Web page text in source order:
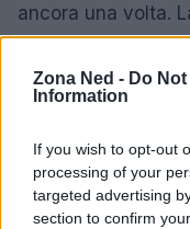
Zona Ned - Do
Information
If you wish to opt-out
processing of your
targeted advertising
section to confirm
ancora una volta.
trasmette una
essere
palpabile, e ogni
Personalmente,
per vedere Joel e
complessa,